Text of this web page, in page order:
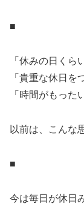
■
「休みの日くら
「貴重な休日を
「時間がもった
以前は、こんな
■
今は毎日が休日